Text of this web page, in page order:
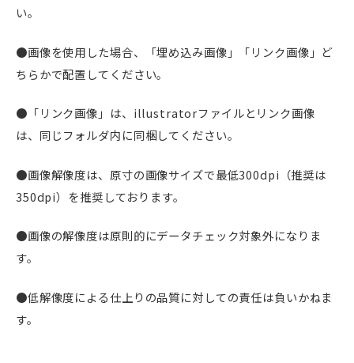
い。
●画像を使用した場合、「埋め込み画像」「リンク画像」ど
ちらかで配置してください。
●「リンク画像」は、illustratorファイルとリンク画像
は、同じフォルダ内に同梱してください。
●画像解像度は、原寸の画像サイズで最低300dpi（推奨は
350dpi）を推奨しております。
●画像の解像度は原則的にデータチェック対象外になりま
す。
●低解像度による仕上りの品質に対しての責任は負いかねま
す。